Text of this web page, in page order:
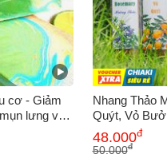
cơ - Giảm
lưng và
sóc da tự
quả
Nhang Thảo
Quýt, Vỏ
và Hương
Thiện Môi
48.000đ
50.000đ